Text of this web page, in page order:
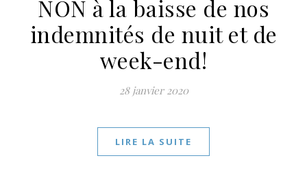
NON à la baisse de nos
indemnités de nuit et de
week-end!
28 janvier 2020
LIRE LA SUITE